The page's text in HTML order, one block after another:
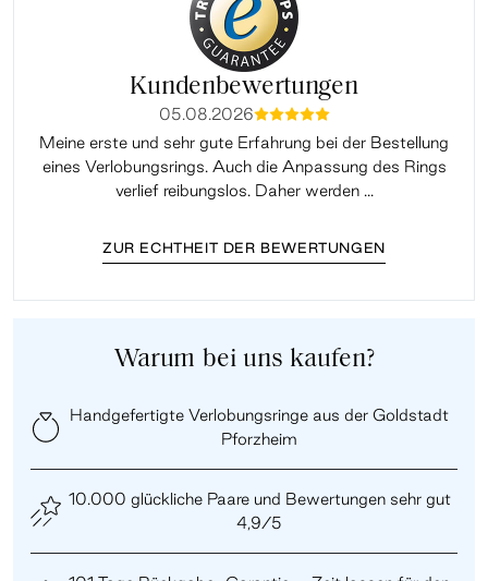
Kundenbewertungen
05.08.2026mmmmm
Meine erste und sehr gute Erfahrung bei der Bestellung
eines Verlobungsrings. Auch die Anpassung des Rings
verlief reibungslos. Daher werden ...
ZUR ECHTHEIT DER BEWERTUNGEN
Warum bei uns kaufen?
Handgefertigte Verlobungsringe aus der Goldstadt
Pforzheim
10.000 glückliche Paare und Bewertungen sehr gut
4,9/5